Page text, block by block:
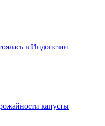
в Индонезии
капусты